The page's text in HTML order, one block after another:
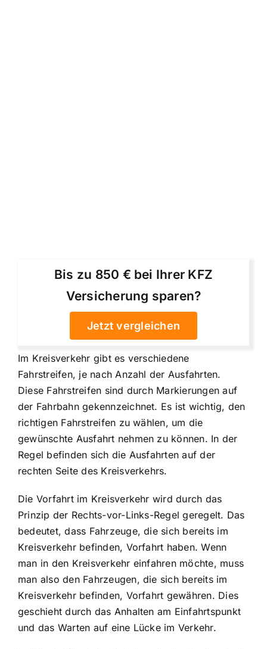
Bis zu 850 € bei Ihrer KFZ
Versicherung sparen?
Jetzt vergleichen
Im Kreisverkehr gibt es verschiedene
Fahrstreifen, je nach Anzahl der Ausfahrten.
Diese Fahrstreifen sind durch Markierungen auf
der Fahrbahn gekennzeichnet. Es ist wichtig, den
richtigen Fahrstreifen zu wählen, um die
gewünschte Ausfahrt nehmen zu können. In der
Regel befinden sich die Ausfahrten auf der
rechten Seite des Kreisverkehrs.
Die Vorfahrt im Kreisverkehr wird durch das
Prinzip der Rechts-vor-Links-Regel geregelt. Das
bedeutet, dass Fahrzeuge, die sich bereits im
Kreisverkehr befinden, Vorfahrt haben. Wenn
man in den Kreisverkehr einfahren möchte, muss
man also den Fahrzeugen, die sich bereits im
Kreisverkehr befinden, Vorfahrt gewähren. Dies
geschieht durch das Anhalten am Einfahrtspunkt
und das Warten auf eine Lücke im Verkehr.